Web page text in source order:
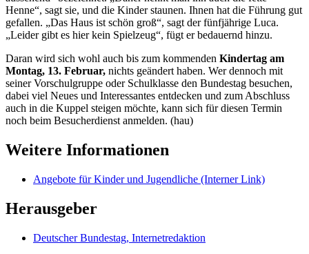
Henne“, sagt sie, und die Kinder staunen. Ihnen hat die Führung gut
gefallen. „Das Haus ist schön groß“, sagt der fünfjährige Luca.
„Leider gibt es hier kein Spielzeug“, fügt er bedauernd hinzu.
Daran wird sich wohl auch bis zum kommenden Kindertag am
Montag, 13. Februar, nichts geändert haben. Wer dennoch mit
seiner Vorschulgruppe oder Schulklasse den Bundestag besuchen,
dabei viel Neues und Interessantes entdecken und zum Abschluss
auch in die Kuppel steigen möchte, kann sich für diesen Termin
noch beim Besucherdienst anmelden. (hau)
Weitere Informationen
Angebote für Kinder und Jugendliche (Interner Link)
Herausgeber
Deutscher Bundestag, Internetredaktion